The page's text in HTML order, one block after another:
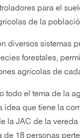
para el
de la
diversos sistemas
forestales,
agrícolas de
todo el tema de la
idea que tiene la
la JAC de la vereda
de 18 personas